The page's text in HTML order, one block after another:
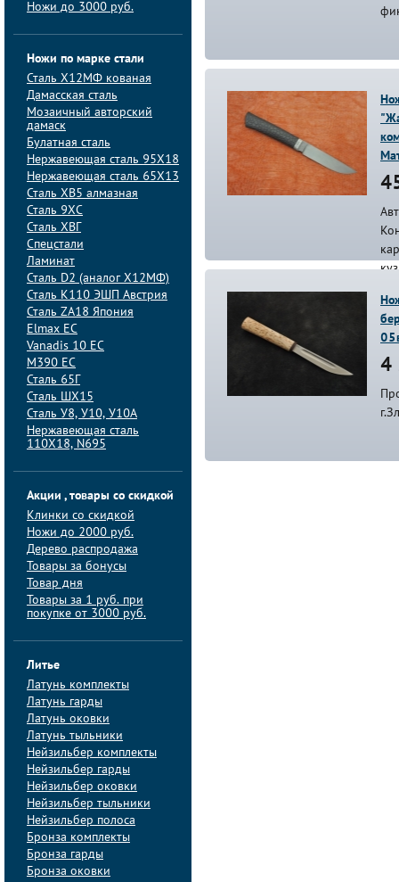
Ножи до 3000 руб.
Ножи по марке стали
Сталь Х12МФ кованая
Дамасская сталь
Мозаичный авторский
дамаск
Булатная сталь
Нержавеющая сталь 95Х18
Нержавеющая сталь 65Х13
Сталь ХВ5 алмазная
Сталь 9ХС
Сталь ХВГ
Спецстали
Ламинат
Сталь D2 (аналог Х12МФ)
Сталь K110 ЭШП Австрия
Сталь ZA18 Япония
Elmax ЕС
Vanadis 10 ЕС
M390 ЕС
Сталь 65Г
Сталь ШХ15
Сталь У8, У10, У10А
Нержавеющая сталь
110Х18, N695
Акции , товары со скидкой
Клинки со скидкой
Ножи до 2000 руб.
Дерево распродажа
Товары за бонусы
Товар дня
Товары за 1 руб. при
покупке от 3000 руб.
Литье
Латунь комплекты
Латунь гарды
Латунь оковки
Латунь тыльники
Нейзильбер комплекты
Нейзильбер гарды
Нейзильбер оковки
Нейзильбер тыльники
Нейзильбер полоса
Бронза комплекты
Бронза гарды
Бронза оковки
4